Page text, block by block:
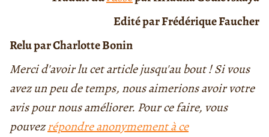
Edité par Frédérique Faucher
Relu par Charlotte Bonin
Merci d'avoir lu cet article jusqu'au bout ! Si vous
avez un peu de temps, nous aimerions avoir votre
avis pour nous améliorer. Pour ce faire, vous
pouvezrépondre anonymement à ce